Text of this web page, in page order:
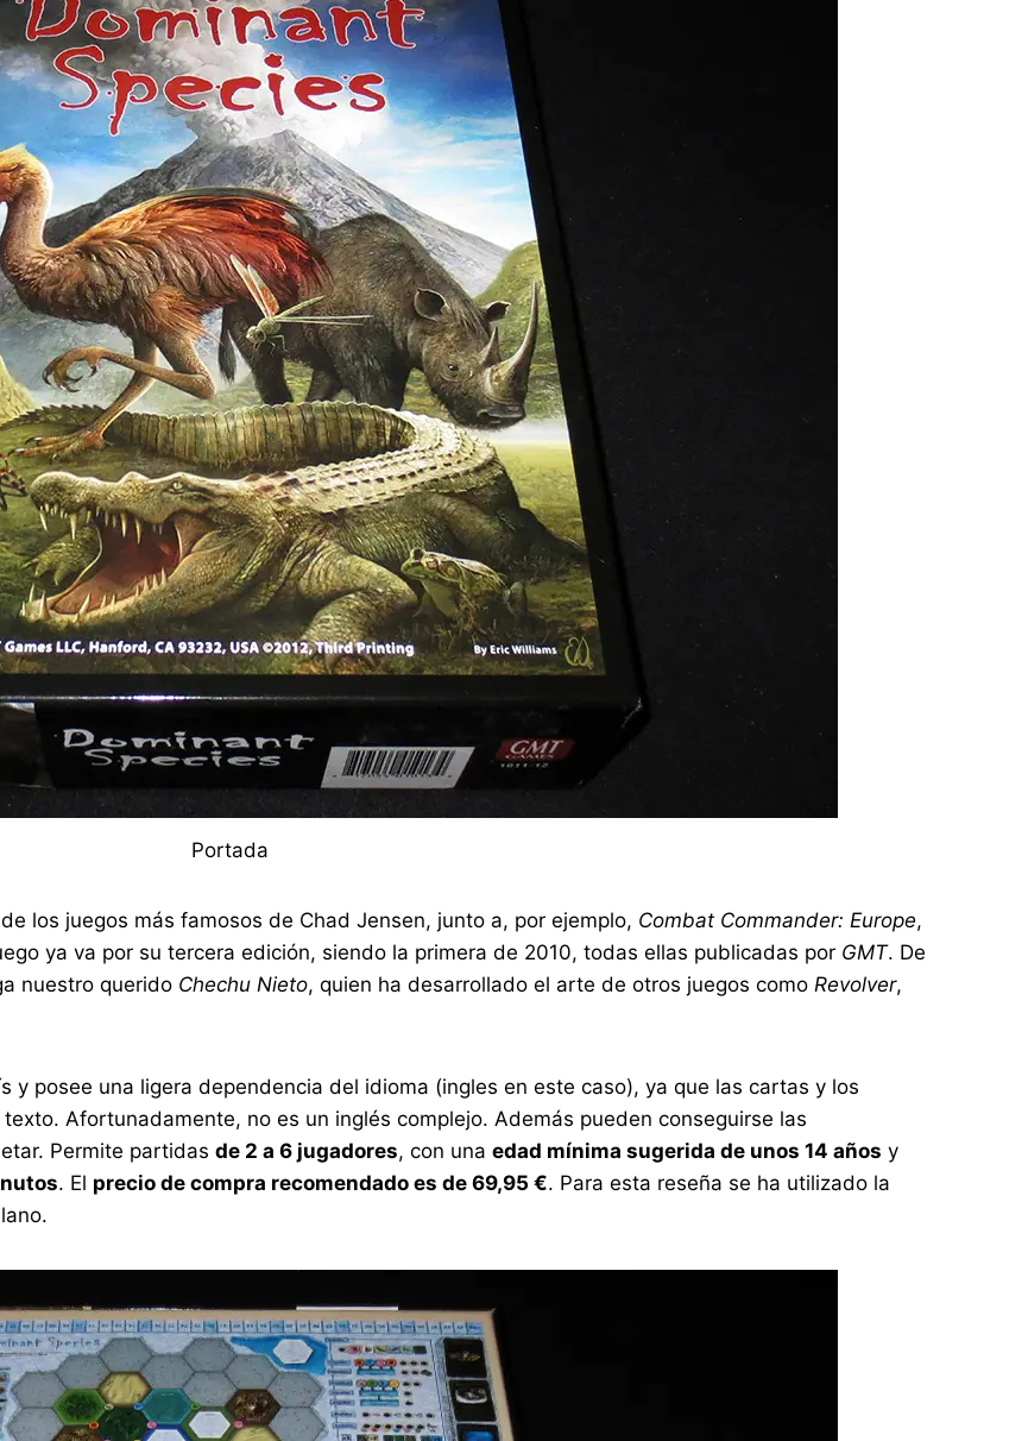
Portada
los juegos más famosos de Chad Jensen, junto a, por ejemplo, Combat Commander: Europe,
ya va por su tercera edición, siendo la primera de 2010, todas ellas publicadas por GMT. De
nuestro querido Chechu Nieto, quien ha desarrollado el arte de otros juegos como Revolver,
y posee una ligera dependencia del idioma (ingles en este caso), ya que las cartas y los
Afortunadamente, no es un inglés complejo. Además pueden conseguirse las
Permite partidasde 2 a 6 jugadores, con unaedad mínima sugerida de unos 14 años y
. El precio de compra recomendado es de 69,95 €. Para esta reseña se ha utilizado la